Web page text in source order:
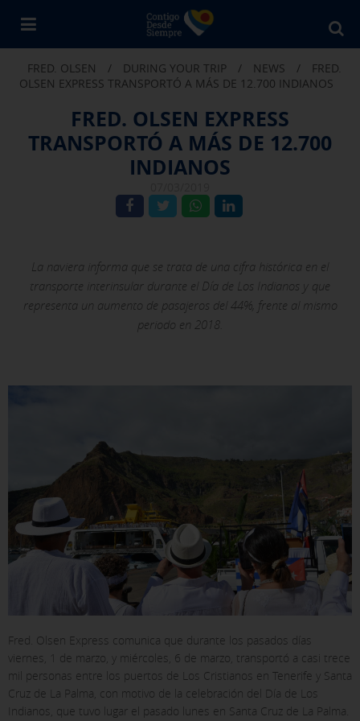
FRED. OLSEN / DURING YOUR TRIP / NEWS /
FRED.
OLSEN EXPRESS TRANSPORTÓ A MÁS DE 12.700 INDIANOS
FRED. OLSEN EXPRESS
TRANSPORTÓ A MÁS DE 12.700
INDIANOS
La naviera informa que se trata de una cifra histórica en el
transporte interinsular durante el Día de Los Indianos y que
representa un aumento de pasajeros del 44%, frente al mismo
periodo en 2018.
Fred. Olsen Express comunica que durante los pasados días
viernes, 1 de marzo, y miércoles, 6 de marzo, transportó a casi trece
mil personas entre los puertos de Los Cristianos en Tenerife y Santa
Cruz de La Palma, con motivo de la celebración del Día de Los
Indianos, que tuvo lugar el pasado lunes en Santa Cruz de La Palma.